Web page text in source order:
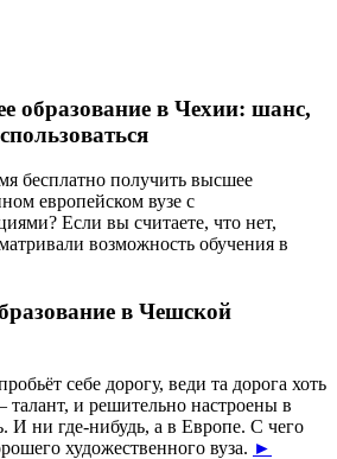
образование в Чехии: шанс,
бесплатно получить высшее
европейском вузе с
Если вы считаете, что нет,
возможность обучения в
в Чешской
себе дорогу, веди та дорога хоть
талант, и решительно настроены в
И ни где-нибудь, а в Европе. С чего
художественного вуза. ►